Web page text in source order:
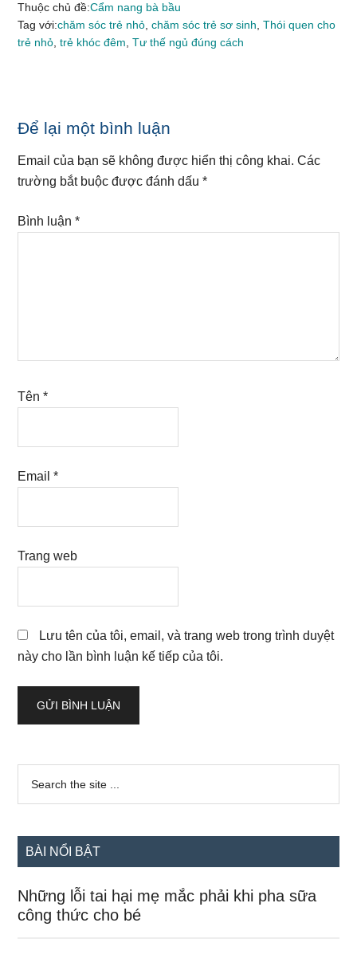
Thuộc chủ đề:Cẩm nang bà bầu
Tag với:chăm sóc trẻ nhỏ ,chăm sóc trẻ sơ sinh ,Thói quen cho
trẻ nhỏ ,trẻ khóc đêm ,Tư thế ngủ đúng cách
Reader
Interactions
Để lại một bình luận
Email của bạn sẽ không được hiển thị công khai. Các
trường bắt buộc được đánh dấu*
Bình luận*
Tên*
Email*
Trang web
Lưu tên của tôi, email, và trang web trong trình duyệt
này cho lần bình luận kế tiếp của tôi.
Sidebar
chính
...
BÀI NỔI BẬT
Những lỗi tai hại mẹ mắc phải khi pha sữa
công thức cho bé